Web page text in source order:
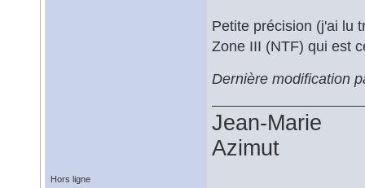
Petite précision (j'ai lu
Zone III (NTF) qui est
Dernière modification
Jean-Marie
Azimut
Hors ligne